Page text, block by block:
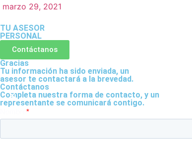
marzo 29, 2021
TU ASESOR
PERSONAL
Contáctanos
Gracias
Tu información ha sido enviada, un
asesor te contactará a la brevedad.
Contáctanos
Completa nuestra forma de contacto, y un
representante se comunicará contigo.